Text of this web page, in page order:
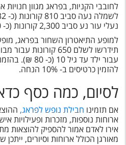
לחובבי הקניות, בפראג מגוון
נעלי עור נע סביב 2,300 קורונות (כ- 390 ₪).
למופע התיאטרון השחור בפראג,
עבור ילד עד
להזמין כרטיסים ב- 10% הנחה.
לסיום, כמה כסף
אם תזמינו חבילת נופש לפראג,
אירו לאדם אמור להספיק להוצאות
מאורגן הכולל ארוחות וסיורים,